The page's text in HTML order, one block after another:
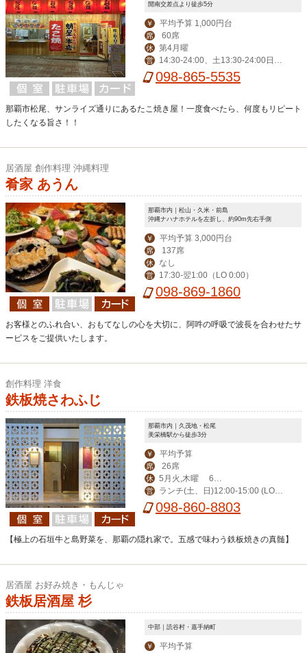
開南交差点より徒歩5分
￥ 平均予算 1,000円台
席 60席
休 第4月曜
営
14:30-24:00、土13:30-24:00日1
3:30-22:00※なくなり次第終了
098-865-5535
那覇市松尾、サンライズ通りにあるたこ焼き屋！一度食べたら、何度もリピート
したくなる旨さ！！
居酒屋 創作料理 沖縄料理
肴家 あうん
那覇市内｜松山・久米・前島
沖縄ナハナホテルを左折し、約90m先右手側
￥ 平均予算 3,000円台
席 137席
休 なし
営 17:30-翌1:00（LO 0:00）
098-869-1860
お客様とのふれ合い、おもてなしの心を大切に、阿吽の呼吸で波長を合わせたサ
ービスをご提供いたします。
創作料理 洋食
鉄板焼さわふじ
那覇市内｜久茂地・松尾
美栄橋駅から徒歩3分
￥ 平均予算
席 26席
休
5月火,木曜 6月
火曜が定休日となり
ます
営
ランチ(土、日)12:00-15:00 (LO1
4:00) ディナー17:00-23:00(LO22:00)
098-860-8803
【極上の石垣牛と島野菜を、那覇の隠れ家で。五感で味わう鉄板焼きの真髄】
居酒屋 お好み焼き・もんじゃ
鉄板居酒屋 杉
中部｜読谷村・嘉手納町
￥ 平均予算